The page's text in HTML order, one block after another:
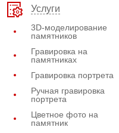
Услуги
3D-моделирование
памятников
Гравировка на
памятниках
Гравировка портрета
Ручная гравировка
портрета
Цветное фото на
памятник